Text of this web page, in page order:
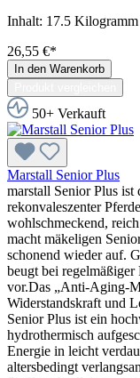
Inhalt: 17.5 Kilogramm
26,55 €*
In den Warenkorb
50+ Verkauft
Marstall Senior Plus
marstall Senior Plus ist
rekonvaleszenter
wohlschmeckend,
macht mäkeligen
schonend wieder auf.
beugt bei regelmäßiger
vor.Das „Anti-Aging-
Widerstandskraft und
Senior Plus ist ein
hydrothermisch
Energie in leicht
altersbedingt